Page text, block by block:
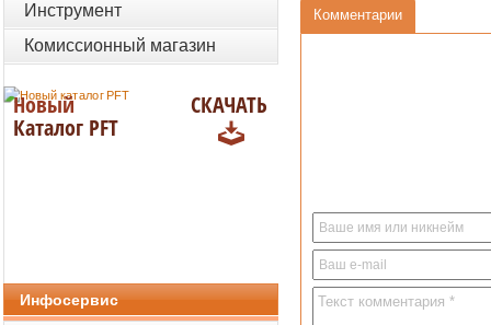
Комментарии
Инструмент
Комиссионный магазин
Новый
Каталог PFT
СКАЧАТЬ
Инфосервис